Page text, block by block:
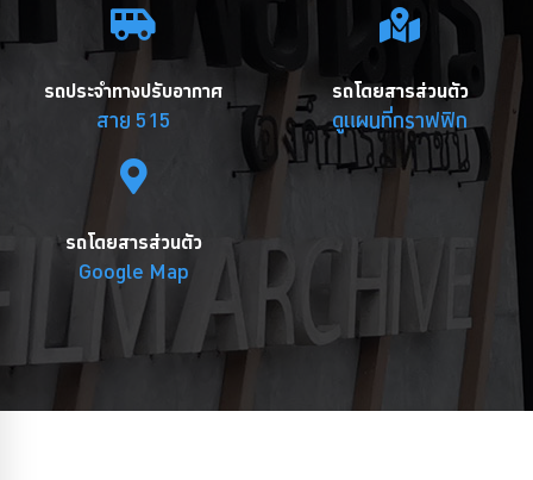
รถประจำทางปรับอากาศ
สาย 515
รถโดยสารส่วนตัว
ดูแผนที่กราฟฟิก
รถโดยสารส่วนตัว
Google Map